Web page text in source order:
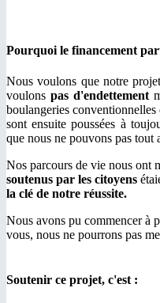
Pourquoi le financement
Nous voulons que notre
voulonspas d'endettement
boulangeries
sont ensuite poussées à
que nous ne pouvons pas tout
Nos parcours de vie nous ont
soutenus par les citoyens
la clé de notre réussite.
Nous avons pu commencer à
vous, nous ne pourrons pas
Soutenir ce projet, c'est :